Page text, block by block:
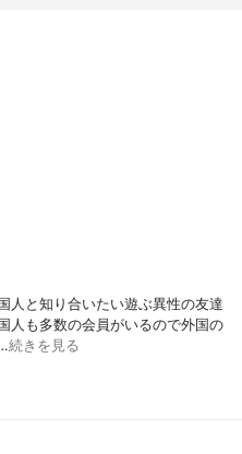
人と知り合いたい遊ぶ異性の友達
人も多数の会員がいるので外国の
続きを見る